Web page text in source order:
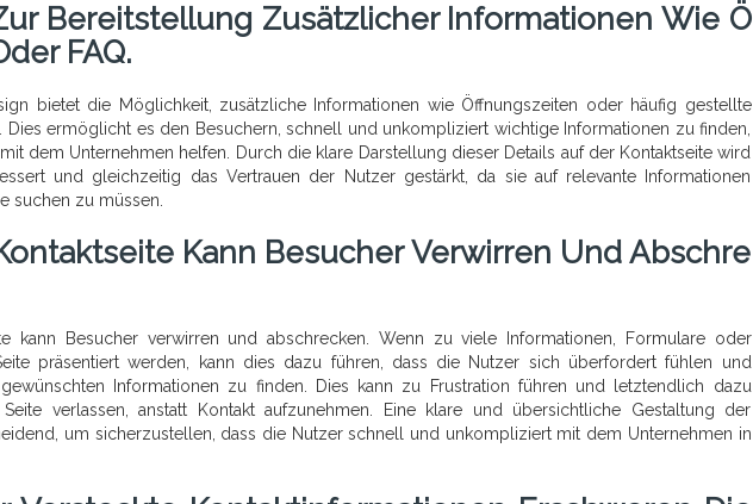
Bereitstellung Zusätzlicher Informationen Wie Ö
FAQ.
bietet die Möglichkeit, zusätzliche Informationen wie Öffnungszeiten oder häufig gestellte
Dies ermöglicht es den Besuchern, schnell und unkompliziert wichtige Informationen zu finden,
dem Unternehmen helfen. Durch die klare Darstellung dieser Details auf der Kontaktseite wird
und gleichzeitig das Vertrauen der Nutzer gestärkt, da sie auf relevante Informationen
suchen zu müssen.
Kann Besucher Verwirren Und Abschre
kann Besucher verwirren und abschrecken. Wenn zu viele Informationen, Formulare oder
präsentiert werden, kann dies dazu führen, dass die Nutzer sich überfordert fühlen und
Informationen zu finden. Dies kann zu Frustration führen und letztendlich dazu
verlassen, anstatt Kontakt aufzunehmen. Eine klare und übersichtliche Gestaltung der
um sicherzustellen, dass die Nutzer schnell und unkompliziert mit dem Unternehmen in